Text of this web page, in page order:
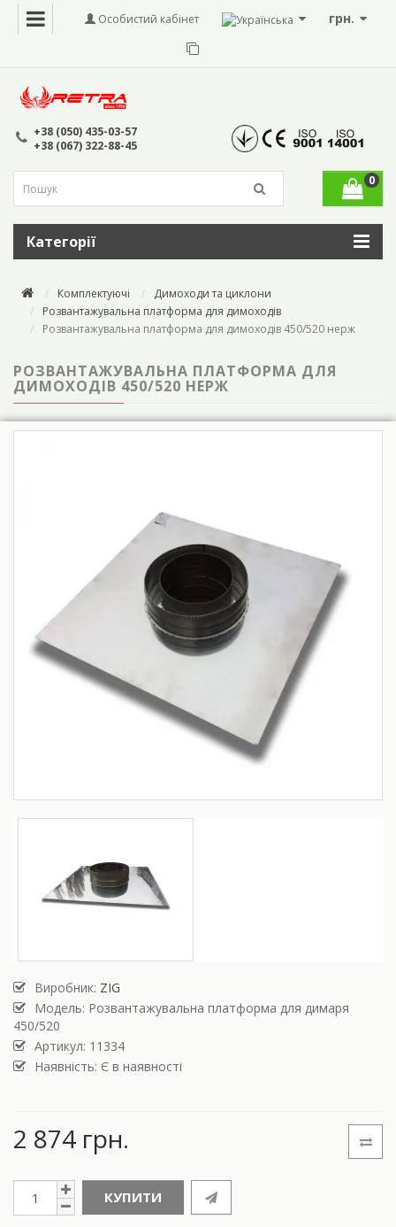
грн.
Особистий кабінет
+38 (050) 435-03-57
+38 (067) 322-88-45
0
Категорії
Комплектуючі
Димоходи та циклони
Розвантажувальна платформа для димоходів
Розвантажувальна платформа для димоходів 450/520 нерж
РОЗВАНТАЖУВАЛЬНА ПЛАТФОРМА ДЛЯ
ДИМОХОДІВ 450/520 НЕРЖ
Виробник: ZIG
Модель: Розвантажувальна платформа для димаря
450/520
Артикул: 11334
Наявність: Є в наявності
2 874 грн.
КУПИТИ